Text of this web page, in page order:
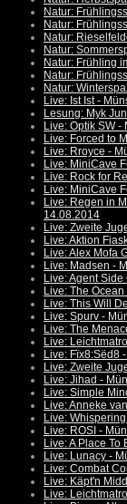
Natur:
Natur:
Natur:
Natur:
Natur: Frühling
Natur:
Natur:
Live: Ist Ist -
Lesung: Myk
Live: Optik SW -
Live: Forced to
Live: Rroyce -
Live: MiniCave
Live: Rock for
Live: MiniCave
Live: Regen in
14.08.2014
Live: Zweite
Live: Aktion
Live: Alex Mofa
Live: Madsen -
Live: Agent
Live: The
Live: This Will
Live: Spurv -
Live: The
Live:
Live: Fïx8:Sëd8
Live: Zweite
Live: Jihad -
Live: Simple
Live: Anneke
Live:
Live: ROSI -
Live: A Place
Live: Lunacy -
Live: Combat
Live: Käpt'n
Live: